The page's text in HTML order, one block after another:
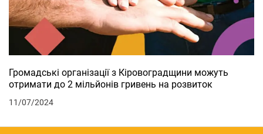
Громадські організації з Кіровоградщини можуть
отримати до 2 мільйонів гривень на розвиток
11/07/2024